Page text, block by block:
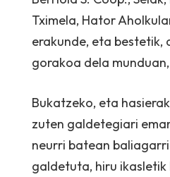
Tximela, Hator
erakunde, eta
gorakoa dela
Bukatzeko, eta
zuten galdetegiari
neurri batean
galdetuta, hiru ikasletik